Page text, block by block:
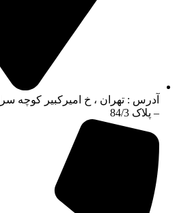
آدرس : تهران ، خ امیرکبیر کوچه
– پلاک 84/3